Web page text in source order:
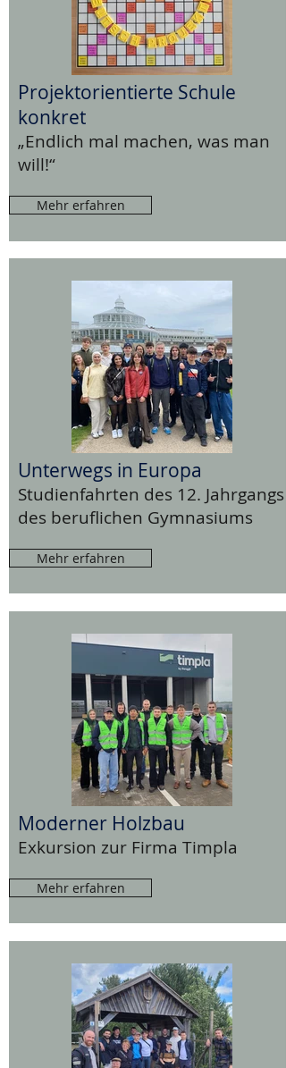
Projektorientierte Schule
konkret
„Endlich mal machen, was man
will!“
Mehr erfahren
Unterwegs in Europa
Studienfahrten des 12. Jahrgangs
des beruflichen Gymnasiums
Mehr erfahren
Moderner Holzbau
Exkursion zur Firma Timpla
Mehr erfahren